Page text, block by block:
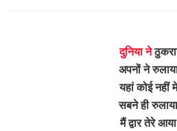
दुनिया ने
अपनों ने
यहां कोई नहीं
सबने ही
मैं द्वार तेरे